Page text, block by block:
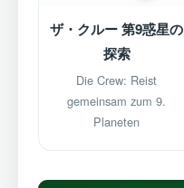
ザ・クルー 第9惑星の
探索
Die Crew: Reist
gemeinsam zum 9.
Planeten